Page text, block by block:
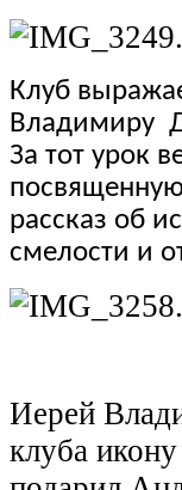
Клуб
Владимиру
За тот урок
рассказ об
смелости и
Иерей
клуба